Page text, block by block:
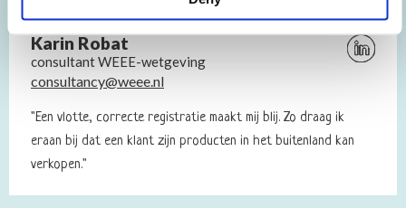
Karin Robat
consultant WEEE-wetgeving
Bezoek
Linkedin
consultancy@weee.nl
"Een vlotte, correcte registratie maakt mij blij. Zo draag ik
eraan bij dat een klant zijn producten in het buitenland kan
verkopen."